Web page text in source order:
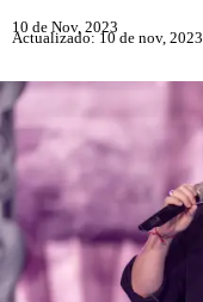
10 de Nov, 2023
Actualizado: 10 de nov, 2023